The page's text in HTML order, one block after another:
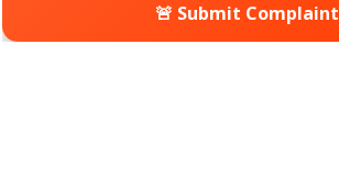
🚨 Submit Complaint